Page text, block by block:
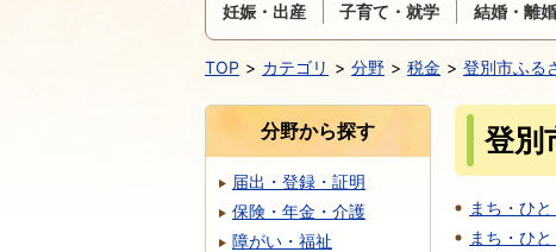
妊娠・出産 子育て・就学 結婚・離婚
TOP カテゴリ 分野 税金 登別市ふる
登別
まち・ひ
まち・ひ
分野から探す
届出・登録・証明
保険・年金・介護
障がい・福祉